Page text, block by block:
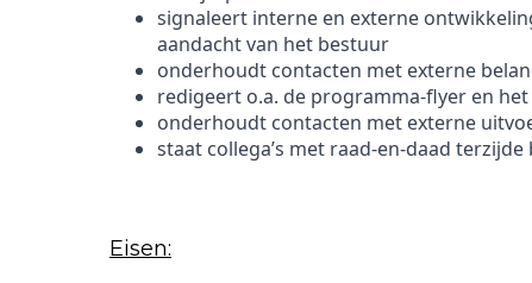
signaleert interne en externe
aandacht van het bestuur
onderhoudt contacten met externe
redigeert o.a. de programma-flyer en
onderhoudt contacten met externe
staat collega’s met raad-en-daad
Eisen: